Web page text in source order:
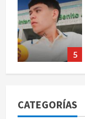
5
CATEGORÍAS